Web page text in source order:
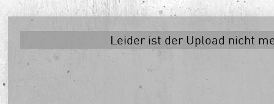
Leider ist der Upload nicht